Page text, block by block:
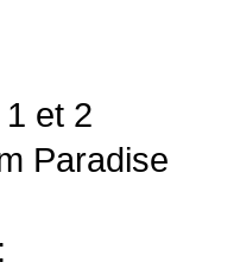
et 2
Paradise